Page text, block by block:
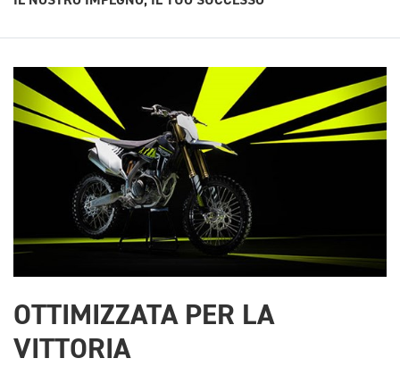
OTTIMIZZATA PER LA
VITTORIA